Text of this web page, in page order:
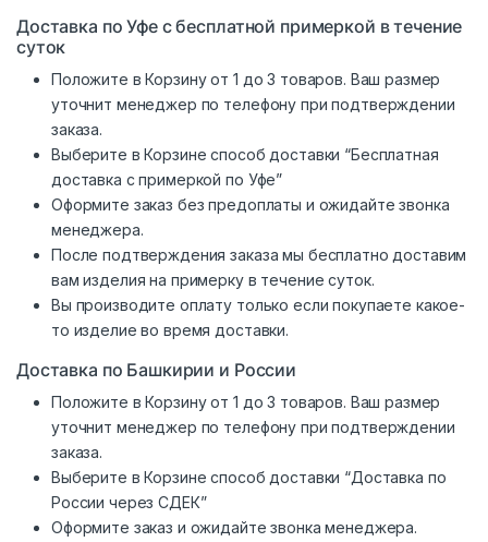
Доставка по Уфе с бесплатной примеркой в течение
суток
Положите в Корзину от 1 до 3 товаров. Ваш размер
уточнит менеджер по телефону при подтверждении
заказа.
Выберите в Корзине способ доставки “Бесплатная
доставка с примеркой по Уфе”
Оформите заказ без предоплаты и ожидайте звонка
менеджера.
После подтверждения заказа мы бесплатно доставим
вам изделия на примерку в течение суток.
Вы производите оплату только если покупаете какое-
то изделие во время доставки.
Доставка по Башкирии и России
Положите в Корзину от 1 до 3 товаров. Ваш размер
уточнит менеджер по телефону при подтверждении
заказа.
Выберите в Корзине способ доставки “Доставка по
России через СДЕК”
Оформите заказ и ожидайте звонка менеджера.